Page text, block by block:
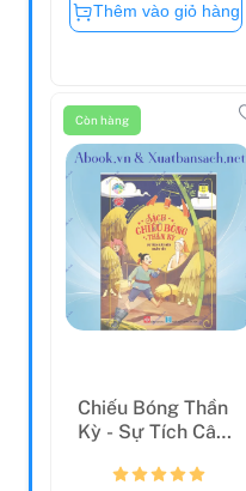
Thêm vào giỏ hàng
Còn hàng
Chiếu Bóng Thần
Kỳ - Sự Tích Cây